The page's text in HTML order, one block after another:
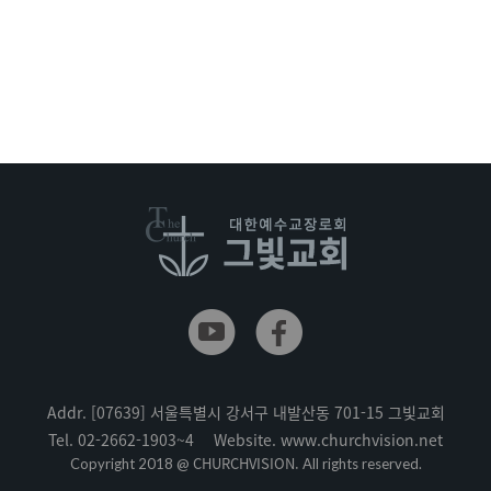
Addr. [07639] 서울특별시 강서구 내발산동 701-15 그빛교회
Tel. 02-2662-1903~4 Website. www.churchvision.net
Copyright 2018 @ CHURCHVISION. All rights reserved.